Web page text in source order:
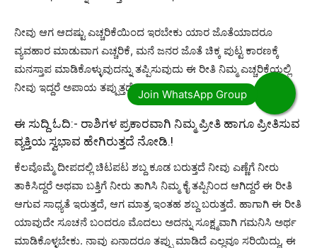
ನೀವು ಆಗ ಆದಷ್ಟು ಎಚ್ಚರಿಕೆಯಿಂದ ಇರಬೇಕು ಯಾರ ಜೊತೆಯಾದರೂ
ವ್ಯವಹಾರ ಮಾಡುವಾಗ ಎಚ್ಚರಿಕೆ, ಮನೆ ಜನರ ಜೊತೆ ಚಿಕ್ಕ ಪುಟ್ಟ ಕಾರಣಕ್ಕೆ
ಮನಸ್ತಾಪ ಮಾಡಿಕೊಳ್ಳುವುದನ್ನು ತಪ್ಪಿಸುವುದು ಈ ರೀತಿ ನಿಮ್ಮ ಎಚ್ಚರಿಕೆಯಲ್ಲಿ
ನೀವು ಇದ್ದರೆ ಅಪಾಯ ತಪ್ಪುತ್ತದೆ.
ಈ ಸುದ್ದಿ ಓದಿ:- ರಾಶಿಗಳ ಪ್ರಕಾರವಾಗಿ ನಿಮ್ಮ ಪ್ರೀತಿ ಹಾಗೂ ಪ್ರೀತಿಸುವ
ವ್ಯಕ್ತಿಯ ಸ್ವಭಾವ ಹೇಗಿರುತ್ತದೆ ನೋಡಿ.!
ಕೆಲವೊಮ್ಮೆ ದೀಪದಲ್ಲಿ ಚಿಟಪಟ ಶಬ್ದ ಕೂಡ ಬರುತ್ತದೆ ನೀವು ಎಣ್ಣೆಗೆ ನೀರು
ತಾಕಿಸಿದ್ದರೆ ಅಥವಾ ಬತ್ತಿಗೆ ನೀರು ತಾಗಿಸಿ ನಿಮ್ಮ ಕೈ ತಪ್ಪಿನಿಂದ ಆಗಿದ್ದರೆ ಈ ರೀತಿ
ಆಗುವ ಸಾಧ್ಯತೆ ಇರುತ್ತದೆ, ಆಗ ಮಾತ್ರ ಇಂತಹ ಶಬ್ದ ಬರುತ್ತದೆ. ಹಾಗಾಗಿ ಈ ರೀತಿ
ಯಾವುದೇ ಸೂಚನೆ ಬಂದರೂ ಮೊದಲು ಅದನ್ನು ಸೂಕ್ಷ್ಮವಾಗಿ ಗಮನಿಸಿ ಅರ್ಥ
ಮಾಡಿಕೊಳ್ಳಬೇಕು. ನಾವು ಏನಾದರೂ ತಪ್ಪು ಮಾಡಿದೆ ಎಲ್ಲವೂ ಸರಿಯಿದ್ದು, ಈ